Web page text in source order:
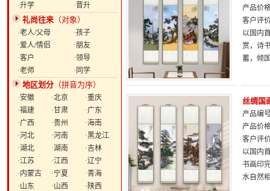
·升学
·晋升
礼尚往来 （对象）
·老人/父母
·孩子
·爱人/情侣
·朋友
·客户
·领导
·老师
·同学
地区划分 （拼音为序）
·安徽 ·北京
·重庆
·福建
·甘肃
·广东
·广西
·贵州
·海南
·河北
·河南
·黑龙江
·湖北
·湖南
·吉林
·江苏
·江西
·辽宁
·内蒙古
·宁夏
·青海
·山东
·山西
·陕西
产品价
客户评
以国内
赏，诗
蓄，倾
丝绸国
产品编
产品价
客户评
以国内
书画印
水自然